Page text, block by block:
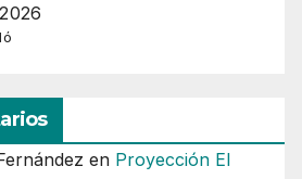
en Proyección El